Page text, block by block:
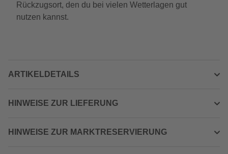
Rückzugsort, den du bei vielen Wetterlagen gut
nutzen kannst.
ARTIKELDETAILS
HINWEISE ZUR LIEFERUNG
HINWEISE ZUR MARKTRESERVIERUNG